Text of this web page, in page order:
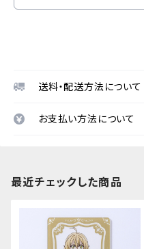
送料・配送方法について
お支払い方法について
最近チェックした商品